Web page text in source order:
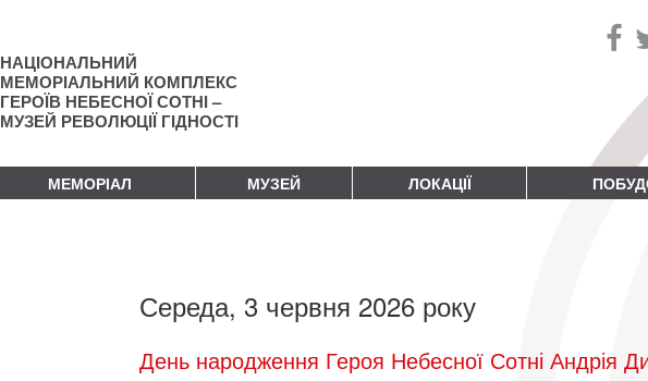
НАЦІОНАЛЬНИЙ
МЕМОРІАЛЬНИЙ КОМПЛЕКС
ГЕРОЇВ НЕБЕСНОЇ СОТНІ –
МУЗЕЙ РЕВОЛЮЦІЇ ГІДНОСТІ
МЕМОРІАЛ МУЗЕЙ ЛОКАЦІЇ
Середа, 3 червня 2026 року
День народження Героя Небесної Сотні Андрія